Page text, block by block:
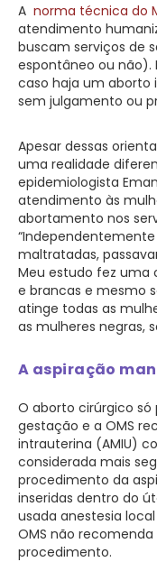
A norma técnica do
atendimento
buscam serviços de
espontâneo ou não).
caso haja um aborto
sem julgamento ou
Apesar dessas
uma realidade
epidemiologista
atendimento às
abortamento nos
maltratadas,
Meu estudo fez uma
e brancas e mesmo
atinge todas as
as mulheres negras,
A aspiração
O aborto cirúrgico só
gestação e a OMS
intrauterina (AMIU)
considerada mais
procedimento da
inseridas dentro do
usada anestesia
OMS não
procedimento.